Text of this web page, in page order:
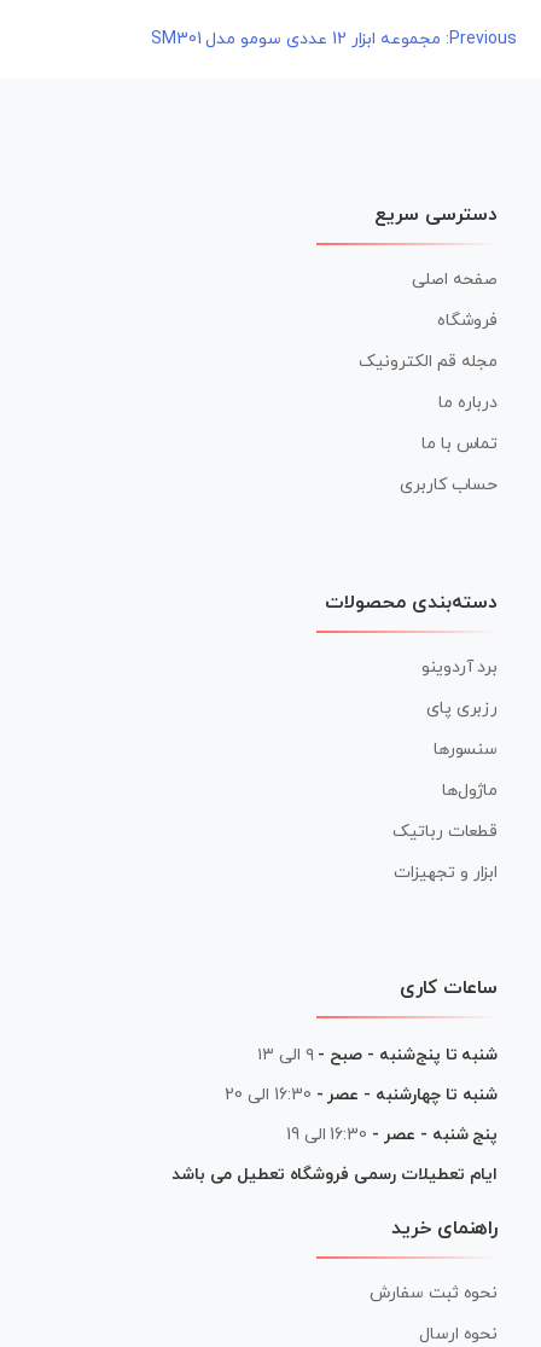
راهبری
Previous: مجموعه ابزار 12 عددی سومو مدل SM301
دسترسی سریع
صفحه اصلی
فروشگاه
مجله قم الکترونیک
درباره ما
تماس با ما
حساب کاربری
دسته‌بندی محصولات
برد آردوینو
رزبری پای
سنسورها
ماژول‌ها
قطعات رباتیک
ابزار و تجهیزات
ساعات کاری
شنبه تا پنج‌شنبه - صبح - ۹ الی ۱۳
شنبه تا چهارشنبه - عصر - 16:30 الی 20
پنج شنبه - عصر - 16:30 الی 19
ایام تعطیلات رسمی فروشگاه تعطیل می باشد
راهنمای خرید
نحوه ثبت سفارش
نحوه ارسال